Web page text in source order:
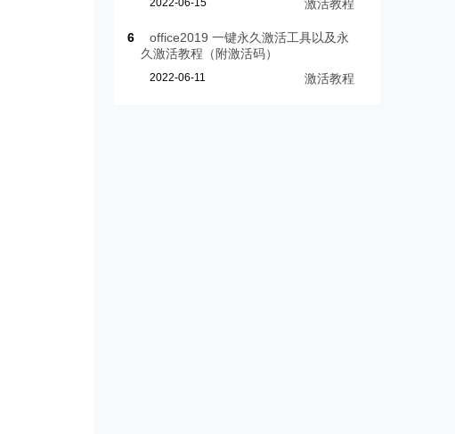
2022-06-15 激活教程
6
office2019 一键永久激活工具以及永
久激活教程（附激活码）
2022-06-11 激活教程